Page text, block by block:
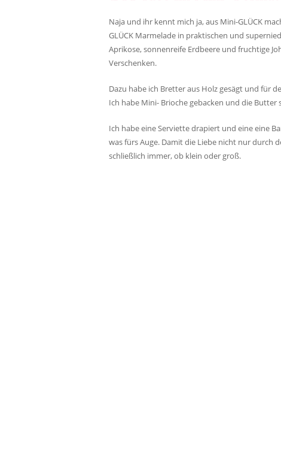
Naja und ihr kennt mich ja, aus Mini-GLÜCK
GLÜCK Marmelade in praktischen und
Aprikose, sonnenreife Erdbeere und fruchtige
Verschenken.
Dazu habe ich Bretter aus Holz gesägt und für
Ich habe Mini- Brioche gebacken und die Butter
Ich habe eine Serviette drapiert und eine eine
was fürs Auge. Damit die Liebe nicht nur durch
schließlich immer, ob klein oder groß.